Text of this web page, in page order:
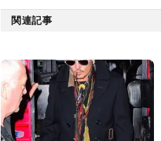
関連記事